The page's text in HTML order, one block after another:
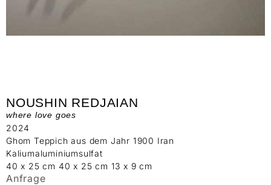
NOUSHIN REDJAIAN
where love goes
2024
Ghom Teppich aus dem Jahr 1900 Iran
Kaliumaluminiumsulfat
40 x 25 cm 40 x 25 cm 13 x 9 cm
Anfrage